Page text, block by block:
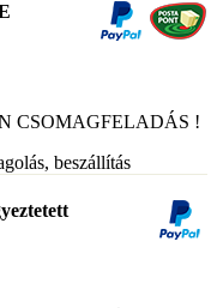
CSOMAGFELADÁS !
beszállítás